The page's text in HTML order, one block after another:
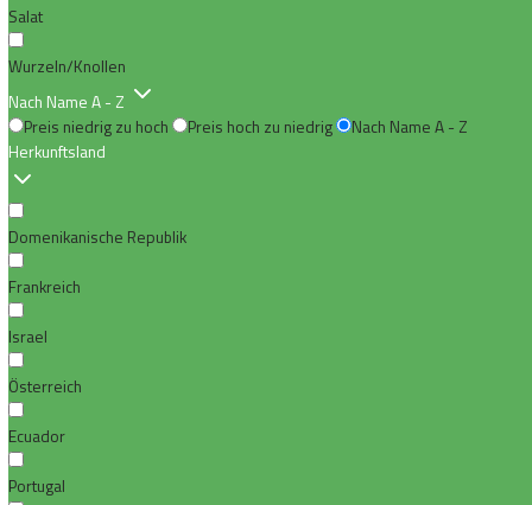
Salat
Wurzeln/Knollen
Nach Name A - Z
Preis niedrig zu hoch
Preis hoch zu niedrig
Nach Name A - Z
Herkunftsland
Domenikanische Republik
Frankreich
Israel
Österreich
Ecuador
Portugal